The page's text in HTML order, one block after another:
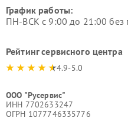
График работы:
ПН-ВСК с 9:00 до 21:00
Рейтинг сервисного центра
4.9-5.0
ООО "Русервис"
ИНН 7702633247
ОГРН 1077746335776